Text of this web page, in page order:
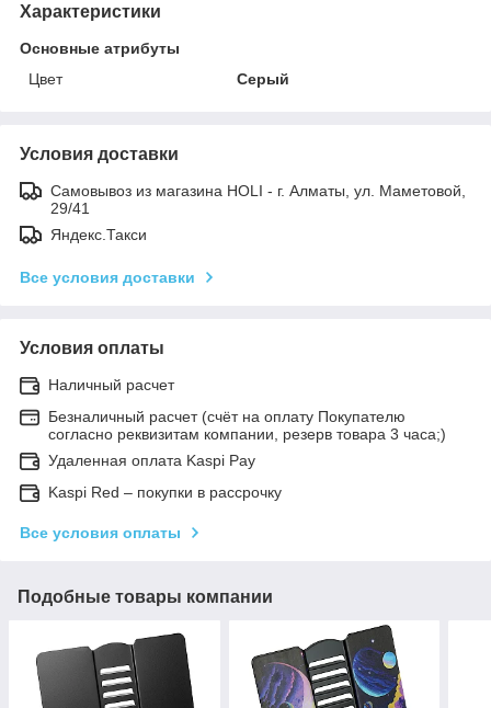
Характеристики
Основные атрибуты
Цвет
Серый
Условия доставки
Самовывоз из магазина HOLI - г. Алматы, ул. Маметовой,
29/41
Яндекс.Такси
Все условия доставки
Условия оплаты
Наличный расчет
Безналичный расчет (счёт на оплату Покупателю
согласно реквизитам компании, резерв товара 3 часа;)
Удаленная оплата Kaspi Pay
Kaspi Red – покупки в рассрочку
Все условия оплаты
Подобные товары компании